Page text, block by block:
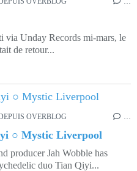
via Unday Records mi-mars, le
de retour...
OVERBLOG
○ Mystic Liverpool
producer Jah Wobble has
duo Tian Qiyi...